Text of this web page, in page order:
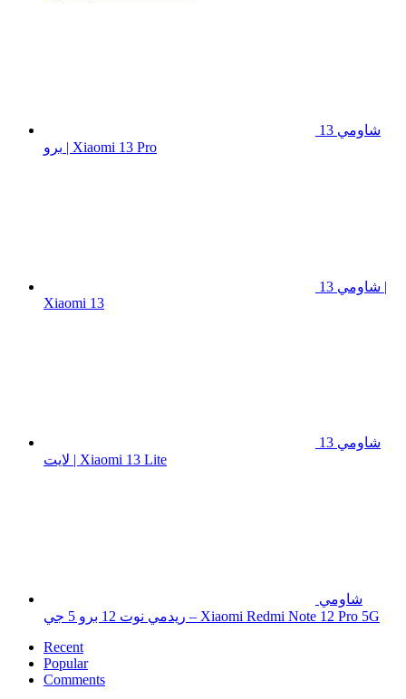
شاومي 13
برو | Xiaomi 13 Pro
شاومي 13 |
Xiaomi 13
شاومي 13
لايت | Xiaomi 13 Lite
شاومي
ريدمي نوت 12 برو 5 جي – Xiaomi Redmi Note 12 Pro 5G
Recent
Popular
Comments